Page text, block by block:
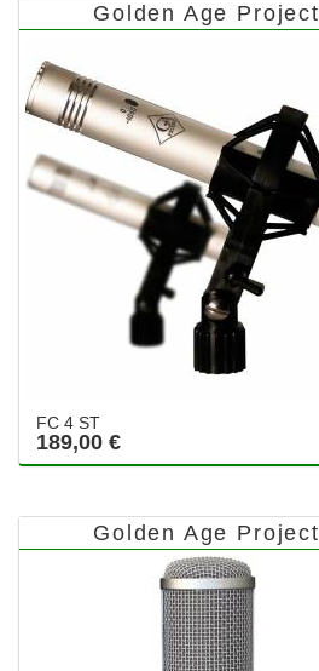
Golden Age Project
FC 4 ST
189,00 €
Golden Age Project